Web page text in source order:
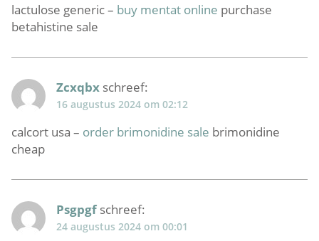
lactulose generic – buy mentat online purchase
betahistine sale
Zcxqbx schreef:
16 augustus 2024 om 02:12
calcort usa – order brimonidine sale brimonidine
cheap
Psgpgf schreef:
24 augustus 2024 om 00:01